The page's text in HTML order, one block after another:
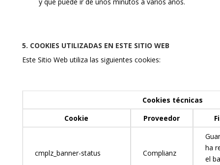
5. COOKIES UTILIZADAS EN ESTE SITIO WEB
Este Sitio Web utiliza las siguientes cookies:
Cookies técnicas
Cookie
Proveedor
cmplz_banner-status Complianz
ha
el